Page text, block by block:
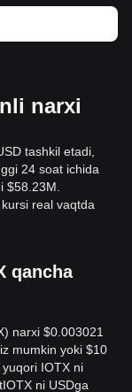
narxi
tashkil etadi,
24 soat ichida
$58.23M.
real vaqtda
qancha
narxi $0.003021
mumkin yoki $10
IOTX ni
ni USDga